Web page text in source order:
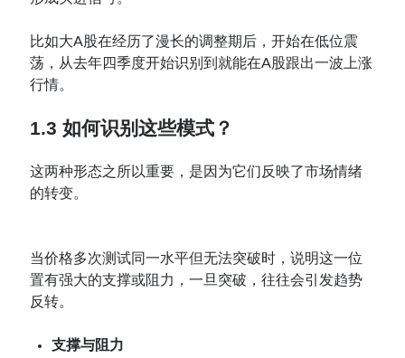
比如大A股在经历了漫长的调整期后，开始在低位震
荡，从去年四季度开始识别到就能在A股跟出一波上涨
行情。
1.3 如何识别这些模式？
这两种形态之所以重要，是因为它们反映了市场情绪
的转变。
当价格多次测试同一水平但无法突破时，说明这一位
置有强大的支撑或阻力，一旦突破，往往会引发趋势
反转。
支撑与阻力